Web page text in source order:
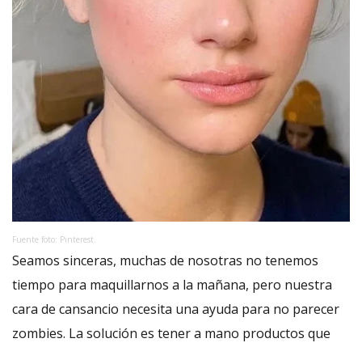
Fuente foto: Pinterest.
Seamos sinceras, muchas de nosotras no tenemos
tiempo para maquillarnos a la mañana, pero nuestra
cara de cansancio necesita una ayuda para no parecer
zombies. La solución es tener a mano productos que